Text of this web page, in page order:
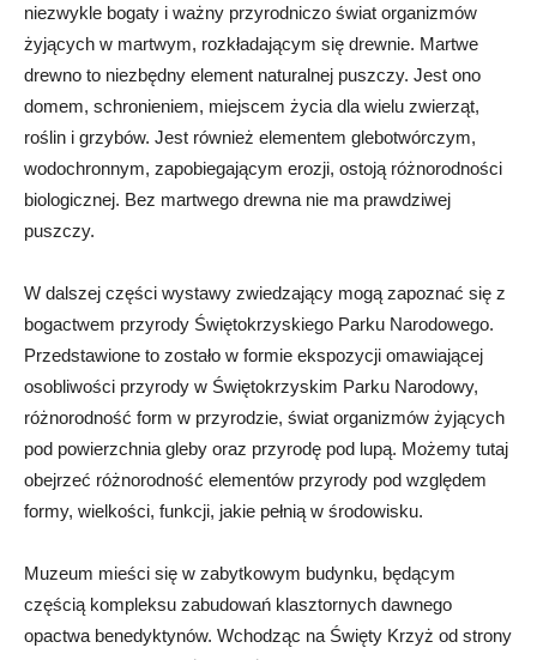
niezwykle bogaty i ważny przyrodniczo świat organizmów
żyjących w martwym, rozkładającym się drewnie. Martwe
drewno to niezbędny element naturalnej puszczy. Jest ono
domem, schronieniem, miejscem życia dla wielu zwierząt,
roślin i grzybów. Jest również elementem glebotwórczym,
wodochronnym, zapobiegającym erozji, ostoją różnorodności
biologicznej. Bez martwego drewna nie ma prawdziwej
puszczy.
W dalszej części wystawy zwiedzający mogą zapoznać się z
bogactwem przyrody Świętokrzyskiego Parku Narodowego.
Przedstawione to zostało w formie ekspozycji omawiającej
osobliwości przyrody w Świętokrzyskim Parku Narodowy,
różnorodność form w przyrodzie, świat organizmów żyjących
pod powierzchnia gleby oraz przyrodę pod lupą. Możemy tutaj
obejrzeć różnorodność elementów przyrody pod względem
formy, wielkości, funkcji, jakie pełnią w środowisku.
Muzeum mieści się w zabytkowym budynku, będącym
częścią kompleksu zabudowań klasztornych dawnego
opactwa benedyktynów. Wchodząc na Święty Krzyż od strony